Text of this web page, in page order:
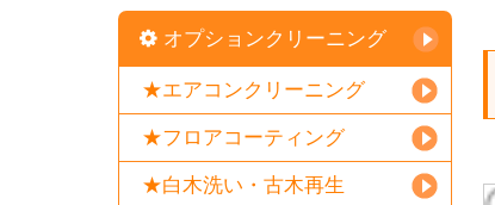
オプションクリーニング
★エアコンクリーニング
★フロアコーティング
★白木洗い・古木再生